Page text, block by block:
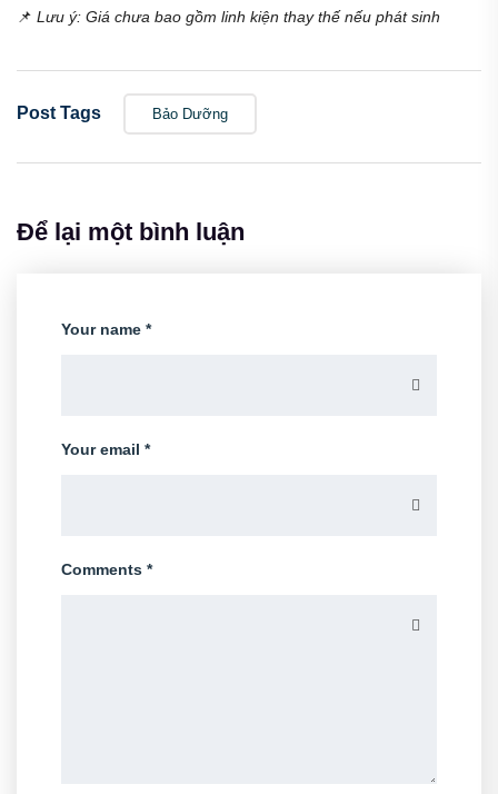
📌 Lưu ý: Giá chưa bao gồm linh kiện thay thế nếu phát sinh
Post Tags Bảo Dưỡng
Để lại một bình luận
Your name *
Your email *
Comments *